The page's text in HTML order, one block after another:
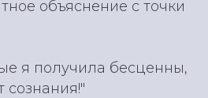
объяснение с точки
я получила бесценны,
сознания!"